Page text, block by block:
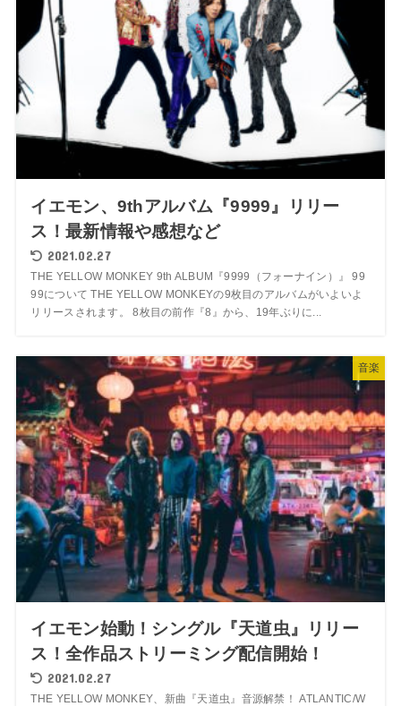
イエモン、9thアルバム『9999』リリー
ス！最新情報や感想など
2021.02.27
THE YELLOW MONKEY 9th ALBUM『9999（フォーナイン）』 99
99について THE YELLOW MONKEYの9枚目のアルバムがいよいよ
リリースされます。 8枚目の前作『8』から、19年ぶりに...
音楽
イエモン始動！シングル『天道虫』リリー
ス！全作品ストリーミング配信開始！
2021.02.27
THE YELLOW MONKEY、新曲『天道虫』音源解禁！ ATLANTIC/W